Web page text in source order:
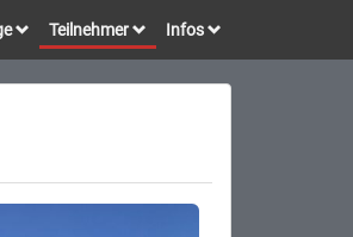
Teilnehmer Infos